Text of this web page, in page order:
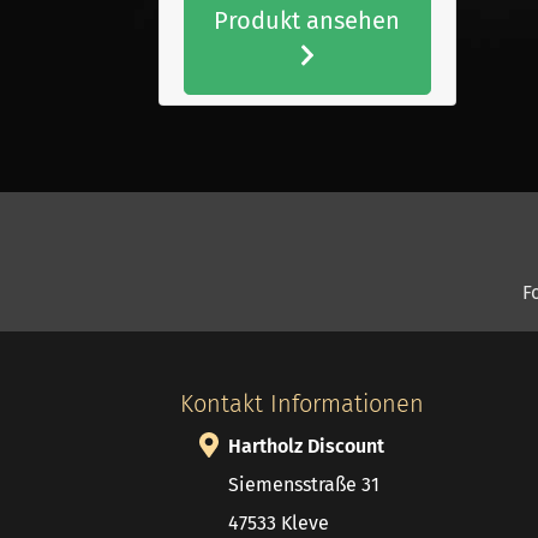
Produkt ansehen
Kontakt Informationen
Hartholz Discount
Siemensstraße 31
47533 Kleve